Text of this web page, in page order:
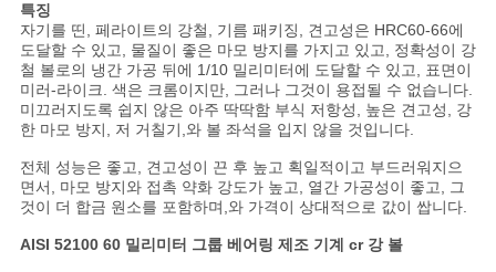
PRIVACY
POLICY
특징
자기를 띤, 페라이트의 강철, 기름 패키징, 견고성은 HRC60-66에
도달할 수 있고, 물질이 좋은 마모 방지를 가지고 있고, 정확성이 강
철 볼로의 냉간 가공 뒤에 1/10 밀리미터에 도달할 수 있고, 표면이
미러-라이크. 색은 크롬이지만, 그러나 그것이 용접될 수 없습니다.
미끄러지도록 쉽지 않은 아주 딱딱함 부식 저항성, 높은 견고성, 강
한 마모 방지, 저 거칠기,와 볼 좌석을 입지 않을 것입니다.
전체 성능은 좋고, 견고성이 끈 후 높고 획일적이고 부드러워지으
면서, 마모 방지와 접촉 약화 강도가 높고, 열간 가공성이 좋고, 그
것이 더 합금 원소를 포함하며,와 가격이 상대적으로 값이 쌉니다.
AISI 52100 60 밀리미터 그룹 베어링 제조 기계 cr 강 볼